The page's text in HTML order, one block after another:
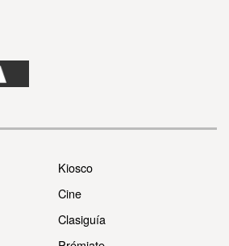
Kiosco
Cine
Clasiguía